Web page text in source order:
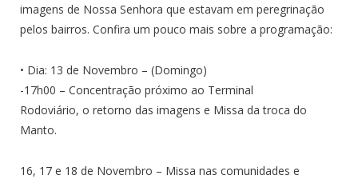
imagens de Nossa Senhora que estavam em peregrinação
pelos bairros. Confira um pouco mais sobre a programação:
• Dia: 13 de Novembro – (Domingo)
-17h00 – Concentração próximo ao Terminal
Rodoviário, o retorno das imagens e Missa da troca do
Manto.
16, 17 e 18 de Novembro – Missa nas comunidades e